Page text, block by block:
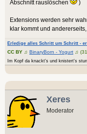
Abschnitt rauslöschen
)
Extensions werden sehr
klar kommt und
Erledige alles Schritt um Schritt -
CC BY ♫ BinaryBorn - Yogurt ♫
Im Kopf da knackt's und knistert's
Xeres
Moderator